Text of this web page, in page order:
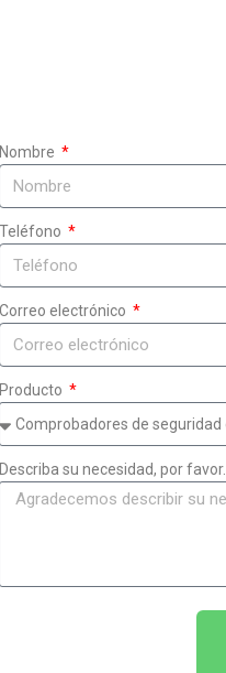
Nombre
Teléfono
Correo electrónico
Producto
Describa su necesidad, por favor.